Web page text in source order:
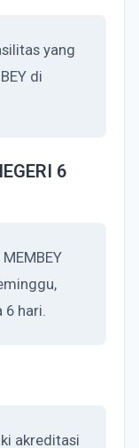
yang
di
6
6 hari.
akreditasi